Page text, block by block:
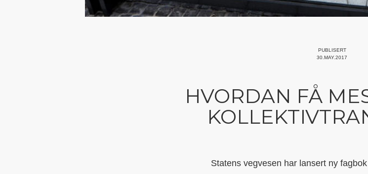
PUBLISERT
30.MAY.2017
HVORDAN FÅ
Statens vegvesen har lansert ny